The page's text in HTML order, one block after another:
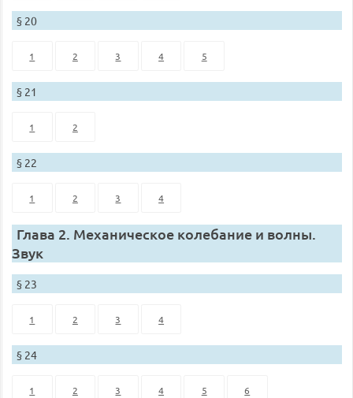
§ 20
1 2 3 4 5
§ 21
1 2
§ 22
1 2 3 4
Глава 2. Механическое колебание и волны.
Звук
§ 23
1 2 3 4
§ 24
1 2 3 4 5 6